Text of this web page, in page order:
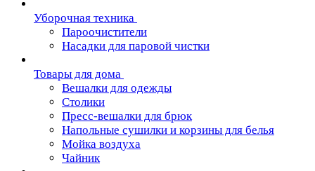
Уборочная техника
Пароочистители
Насадки для паровой чистки
Товары для дома
Вешалки для одежды
Столики
Пресс-вешалки для брюк
Напольные сушилки и корзины для белья
Мойка воздуха
Чайник